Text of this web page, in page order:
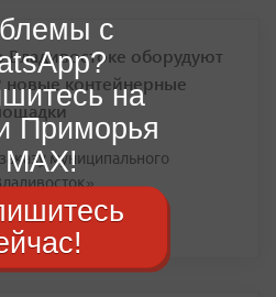
Владивостоке оборудуют
новые контейнерные
муниципального
с
на
Приморья